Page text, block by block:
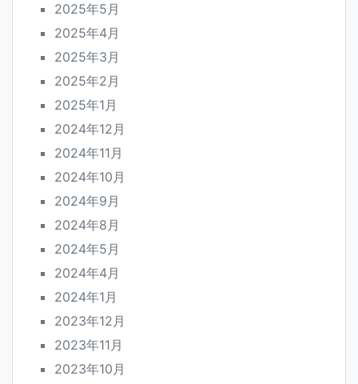
2025年5月
2025年4月
2025年3月
2025年2月
2025年1月
2024年12月
2024年11月
2024年10月
2024年9月
2024年8月
2024年5月
2024年4月
2024年1月
2023年12月
2023年11月
2023年10月